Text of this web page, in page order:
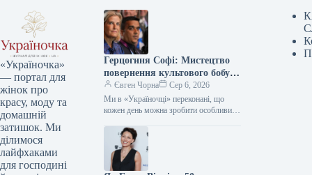
«Україночка»
— портал для
жінок про
красу, моду та
домашній
затишок. Ми
ділимося
лайфхаками
для господині
Герцогиня Софі: Мистецтво
повернення культового бобу
90-х у новій грані розкішної
гармонії
Євген Чорна
Сер 6, 2026
Ми в «Україночці» переконані, що
кожен день можна зробити особливим,
натхнення. Сьогодні ми розбираємося
в…